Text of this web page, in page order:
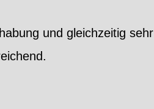
und gleichzeitig sehr